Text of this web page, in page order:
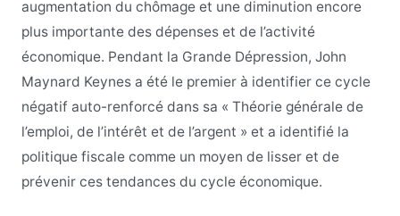
augmentation du chômage et une diminution encore
plus importante des dépenses et de l’activité
économique. Pendant la Grande Dépression, John
Maynard Keynes a été le premier à identifier ce cycle
négatif auto-renforcé dans sa « Théorie générale de
l’emploi, de l’intérêt et de l’argent » et a identifié la
politique fiscale comme un moyen de lisser et de
prévenir ces tendances du cycle économique.